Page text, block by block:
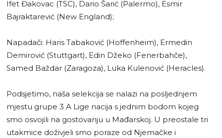
Ifet Đakovac (TSC), Dario Šarić (Palermo), Esmir
Bajraktarević (New England);
Napadači: Haris Tabaković (Hoffenheim), Ermedin
Demirović (Stuttgart), Edin Džeko (Fenerbahče),
Samed Baždar (Zaragoza), Luka Kulenović (Heracles).
Podsjetimo, naša selekcija se nalazi na posljednjem
mjestu grupe 3 A Lige nacija s jednim bodom kojeg
smo osvojili na gostovanju u Mađarskoj. U preostale tri
utakmice doživjeli smo poraze od Njemačke i